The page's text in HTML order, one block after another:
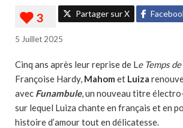
Partager sur X
5 Juillet 2025
Cinq ans après leur reprise de Le Temps
Françoise Hardy, Mahom et Luiza
avec Funambule, un nouveau titre
sur lequel Luiza chante en français et en
histoire d’amour tout en délicatesse.